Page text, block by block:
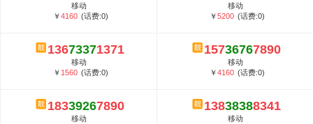
移动
￥4160 (话费:0)
移动
￥5200 (话费:0)
13673371371
移动
￥ 1560 (话费:0)
15736767890
移动
￥4160 (话费:0)
18339267890
移动
13838388341
移动